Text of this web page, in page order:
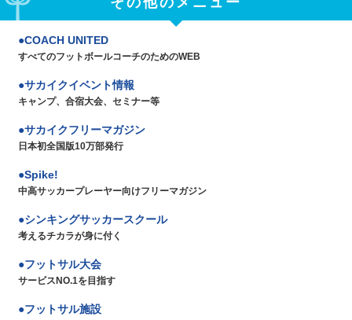
COACH UNITED
すべてのフットボールコーチのためのWEB
サカイクイベント情報
キャンプ、合宿大会、セミナー等
サカイクフリーマガジン
日本初全国版10万部発行
Spike!
中高サッカープレーヤー向けフリーマガジン
シンキングサッカースクール
考えるチカラが身に付く
フットサル大会
サービスNO.1を目指す
フットサル施設